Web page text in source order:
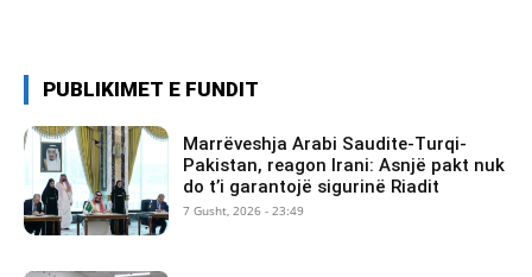
PUBLIKIMET E FUNDIT
Marrëveshja Arabi Saudite-Turqi-
Pakistan, reagon Irani: Asnjë pakt nuk
do t’i garantojë sigurinë Riadit
7 Gusht, 2026 - 23:49